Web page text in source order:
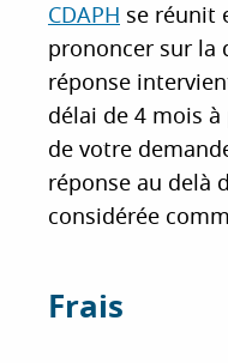
CDAPH se réunit
prononcer sur la
réponse
délai de 4 mois
de votre
réponse au delà
considérée
Frais